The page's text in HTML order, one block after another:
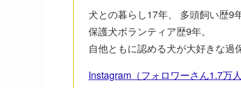
犬との暮らし17年、 多頭飼い歴9年
保護犬ボランティア歴9年。
自他ともに認める犬が大好きな過
Instagram（フォロワーさん1.7万人